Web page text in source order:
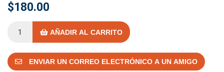
$180.00
AÑADIR AL CARRITO
ENVIAR UN CORREO ELECTRÓNICO A UN AMIGO